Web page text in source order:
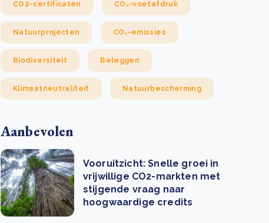
CO2-certificaten CO₂-voetafdruk
Natuurprojecten CO₂-emissies
Biodiversiteit Beleggen
Klimaatneutraliteit Natuurbescherming
Aanbevolen
Vooruitzicht: Snelle groei in
vrijwillige CO2-markten met
stijgende vraag naar
hoogwaardige credits